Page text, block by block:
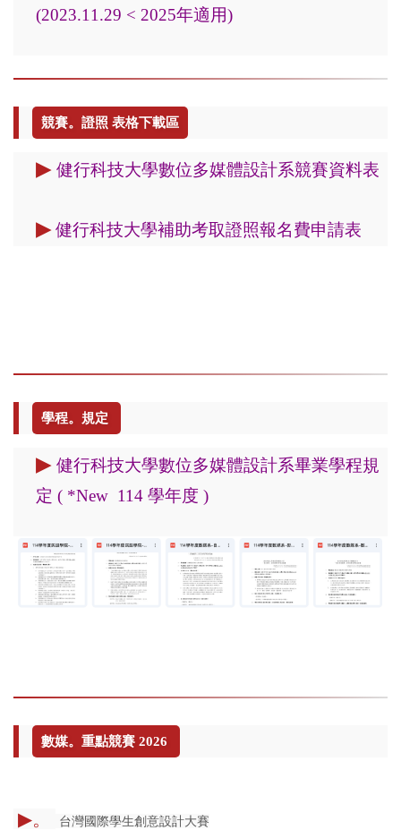
(2023.11.29 < 2025年適用)
競賽。證照 表格下載區
▶ 健行科技大學數位多媒體設計系競賽資料表
▶健行科技大學補助考取證照報名費申請表
學程。規定
▶ 健行科技大學數位多媒體設計系畢業學程規
定 ( *New 114 學年度 )
數媒。重點競賽 2026
▶。 台灣國際學生創意設計大賽